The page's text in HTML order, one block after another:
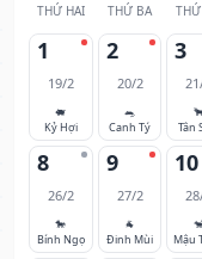
THỨ HAI THỨ BA
1
19/2
🐖
Kỷ Hợi
2
20/2
🐀
Canh Tý
3
Tân
8
26/2
🐎
Bính Ngọ
9
27/2
🐐
Đinh Mùi
10
Mậu